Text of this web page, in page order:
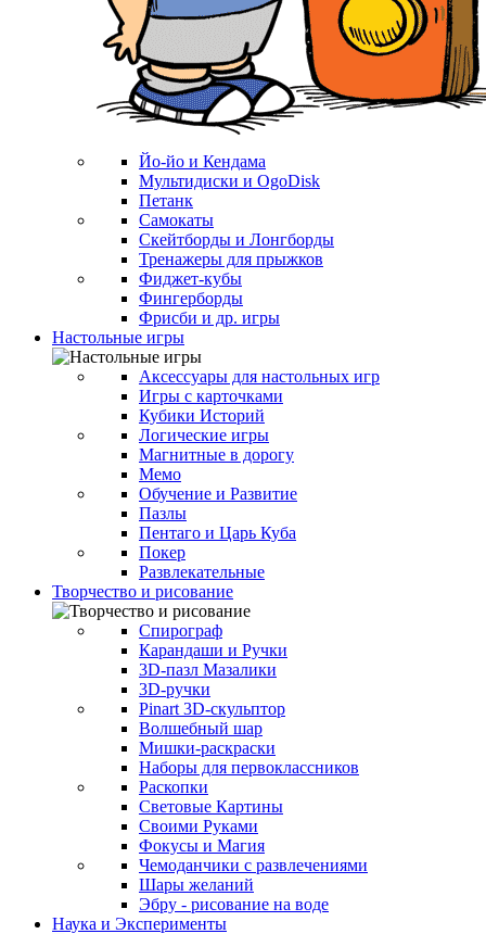
Йо-йо и Кендама
Мультидиски и OgoDisk
Петанк
Самокаты
Скейтборды и Лонгборды
Тренажеры для прыжков
Фиджет-кубы
Фингерборды
Фрисби и др. игры
Настольные игры
Аксессуары для настольных игр
Игры с карточками
Кубики Историй
Логические игры
Магнитные в дорогу
Мемо
Обучение и Развитие
Пазлы
Пентаго и Царь Куба
Покер
Развлекательные
Творчество и рисование
Спирограф
Карандаши и Ручки
3D-пазл Мазалики
3D-ручки
Pinart 3D-скульптор
Волшебный шар
Мишки-раскраски
Наборы для первоклассников
Раскопки
Световые Картины
Своими Руками
Фокусы и Магия
Чемоданчики с развлечениями
Шары желаний
Эбру - рисование на воде
Наука и Эксперименты